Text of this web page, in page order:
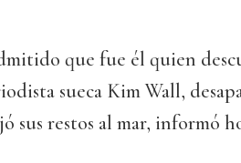
que fue él quien
sueca Kim Wall,
sus restos al mar, informó